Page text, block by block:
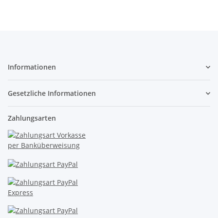
Informationen
Gesetzliche Informationen
Zahlungsarten